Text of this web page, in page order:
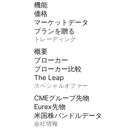
機能
価格
マーケットデータ
プランを贈る
トレーディング
概要
ブローカー
ブローカー比較
The Leap
スペシャルオファー
CMEグループ先物
Eurex先物
米国株バンドルデータ
会社情報